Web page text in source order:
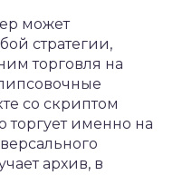
может
стратегии,
торговля на
со скриптом
торгует именно на
архив, в